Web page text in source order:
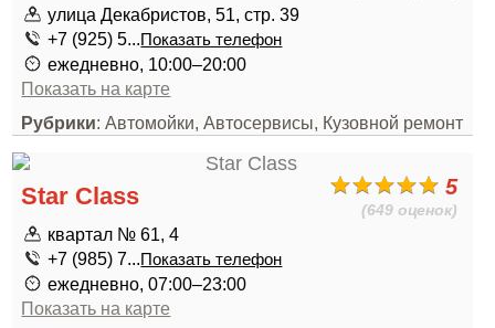
улица Декабристов, 51, стр. 39
+7 (925) 5...Показать телефон
ежедневно, 10:00–20:00
Показать на карте
Рубрики: Автомойки, Автосервисы, Кузовной ремонт
5
(649 оценок)
Star Class
квартал № 61, 4
+7 (985) 7...Показать телефон
ежедневно, 07:00–23:00
Показать на карте